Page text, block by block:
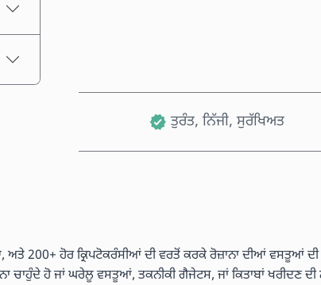
ਤੁਰੰਤ, ਨਿੱਜੀ, ਸੁਰੱਖਿਅਤ
200+ ਹੋਰ ਕ੍ਰਿਪਟੋਕਰੰਸੀਆਂ ਦੀ ਵਰਤੋਂ ਕਰਕੇ ਰੋਜ਼ਾਨਾ ਦੀਆਂ ਵਸਤੂਆਂ ਦੀ
ਚਾਹੁੰਦੇ ਹੋ ਜਾਂ ਘਰੇਲੂ ਵਸਤੂਆਂ, ਤਕਨੀਕੀ ਗੈਜੇਟਸ, ਜਾਂ ਕਿਤਾਬਾਂ ਖਰੀਦਣ